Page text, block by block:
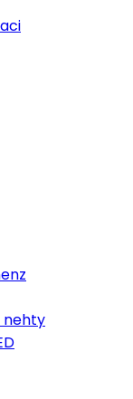
nehty